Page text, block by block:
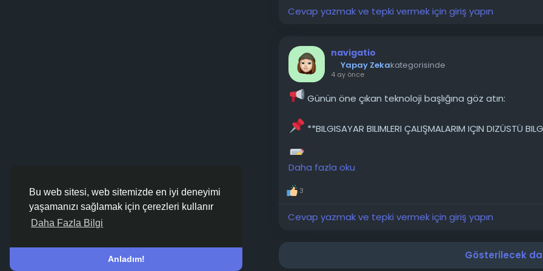
Bu web sitesi, web sitemizde en iyi deneyimi
yaşamanızı sağlamak için çerezleri kullanır
Daha Fazla Bilgi
Anladım!
───────────────
https://techforum.tr/threads/6300/
#intel#işlemci#değişti
Cevap yazmak ve tepki vermek için giriş yapın
navigatio
Yapay Zekakategorisinde
4 ay önce
Günün öne çıkan teknoloji başlığına göz atın:
**BILGISAYAR BILIMLERI ÇALIŞMALARIM IÇIN DIZÜSTÜ
Şu anda üniversitede bilgisayar bilimleri bölümünde
bir MacBook Air M2 ve 256 GB'lık bir iPad Air M2
sorun yaşamadım yani farklı bir işletim sistemine ihtiyaç
───────────────
https://techforum.tr/threads/6150/
Daha fazla oku
3
Cevap yazmak ve tepki vermek için giriş yapın
Gösterilecek